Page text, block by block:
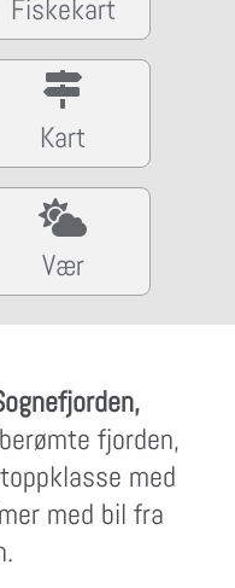
Fiskekart
Kart
Vær
fjorden,
med
med bil fra